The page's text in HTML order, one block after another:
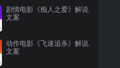
剧情电影《痴人之爱》解说
文案
动作电影《飞速追杀》解说
文案